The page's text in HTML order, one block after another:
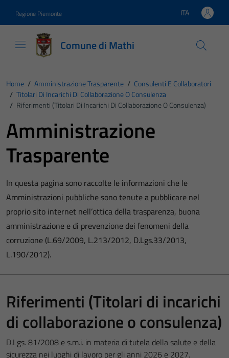
Regione Piemonte Lingua attiva:
ITA
Comune di Mathi
Home / Amministrazione Trasparente / Consulenti E Collaboratori
/ Titolari Di Incarichi Di Collaborazione O Consulenza
/ Riferimenti (Titolari Di Incarichi Di Collaborazione O Consulenza)
Amministrazione
Trasparente
In questa pagina sono raccolte le informazioni che le
Amministrazioni pubbliche sono tenute a pubblicare nel
proprio sito internet nell’ottica della trasparenza, buona
amministrazione e di prevenzione dei fenomeni della
corruzione (L.69/2009, L.213/2012, D.Lgs.33/2013,
L.190/2012).
Riferimenti (Titolari di incarichi
di collaborazione o consulenza)
D.Lgs. 81/2008 e s.m.i. in materia di tutela della salute e della
sicurezza nei luoghi di lavoro per gli anni 2026 e 2027.